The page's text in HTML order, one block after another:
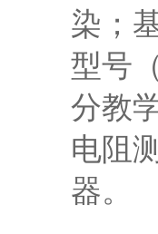
染；
型号
分教
电阻
器。